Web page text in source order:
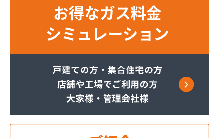
ミヤバラガス株式会社
伊丹産業株式会社 長野工場
伊丹産業株式会社 千曲営業所
一之瀬電器瓦斯サービス
岡谷酸素株式会社 佐久営業所
岡谷酸素株式会社 松本営業所
岡谷酸素株式会社 長野営業所